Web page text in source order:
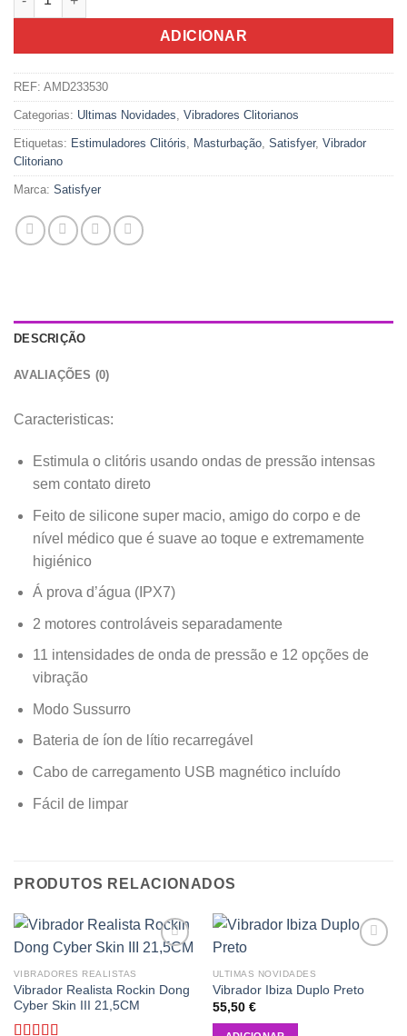
ADICIONAR
REF: AMD233530
Categorias: Ultimas Novidades, Vibradores Clitorianos
Etiquetas: Estimuladores Clitóris, Masturbação, Satisfyer, Vibrador
Clitoriano
Marca: Satisfyer
DESCRIÇÃO
AVALIAÇÕES (0)
Caracteristicas:
Estimula o clitóris usando ondas de pressão intensas
sem contato direto
Feito de silicone super macio, amigo do corpo e de
nível médico que é suave ao toque e extremamente
higiénico
Á prova d’água (IPX7)
2 motores controláveis separadamente
11 intensidades de onda de pressão e 12 opções de
vibração
Modo Sussurro
Bateria de íon de lítio recarregável
Cabo de carregamento USB magnético incluído
Fácil de limpar
PRODUTOS RELACIONADOS
VIBRADORES REALISTAS
Vibrador Realista Rockin Dong
Cyber Skin III 21,5CM
ULTIMAS NOVIDADES
Vibrador Ibiza Duplo Preto
55,50 €